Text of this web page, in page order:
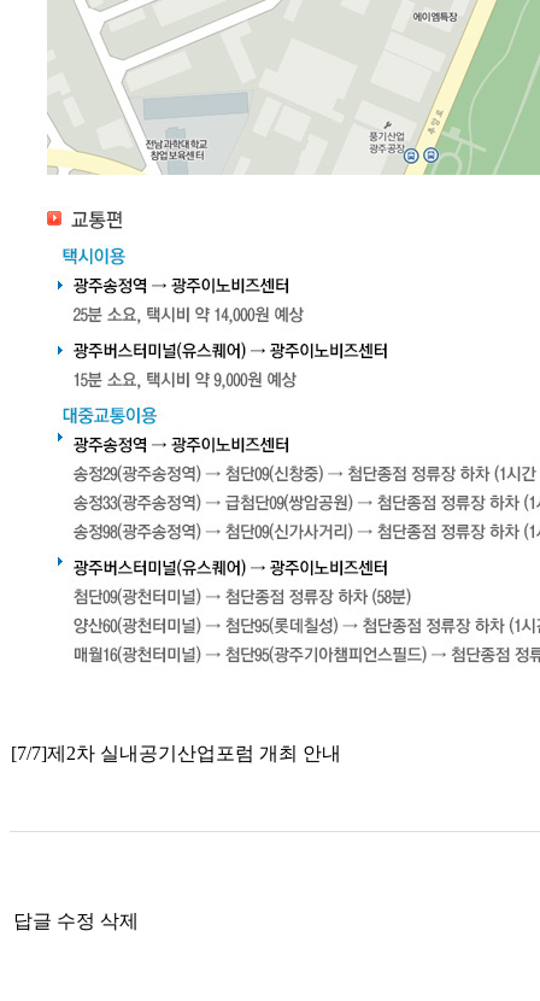
[7/7]제2차 실내공기산업포럼 개최 안내
답글 수정 삭제